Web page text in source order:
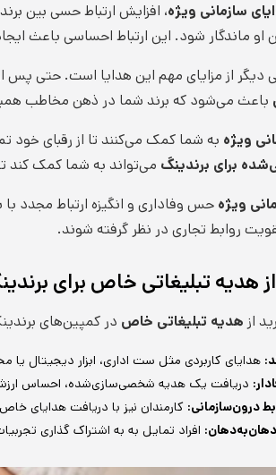
سازمانی ویژه، افزایش ارتباط حسی بین
او ماندگار شود. این ارتباط احساسی باعث
دیگر از مزایای مهم این هدایا است. حتی پس
باعث می‌شود که برند شما در ذهن مخاطب
ویژه به شما کمک می‌کنند تا از رقبای خود
برای برندینگ می‌تواند به شما کمک کند
ویژه حس وفاداری و انگیزه ارتباط مجدد
روابط تجاری در نظر گرفته شوند.
هدیه تبلیغاتی خاص برای
از هدیه تبلیغاتی خاص در کمپین‌های
هدایای کاربردی مثل ست اداری، ابزار دیجیتال
دریافت یک هدیه شخصی‌سازی‌شده، احساس
درون‌سازمانی: کارمندان نیز با دریافت هدایای
دهان‌به‌دهان: افراد تمایل به به اشتراک گذاری